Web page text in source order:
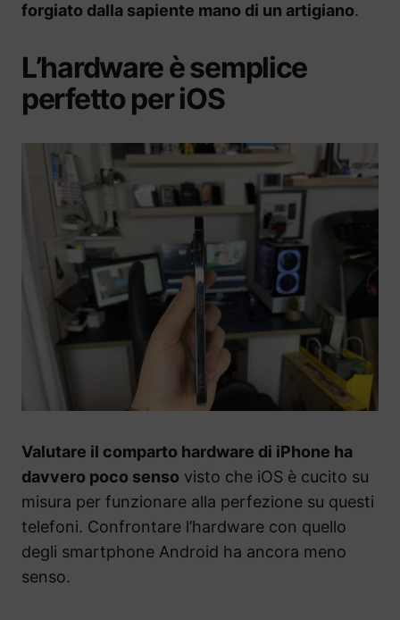
forgiato dalla sapiente mano di un artigiano.
L’hardware è semplice
perfetto per iOS
Valutare il comparto hardware di iPhone ha
davvero poco senso visto che iOS è cucito su
misura per funzionare alla perfezione su questi
telefoni. Confrontare l’hardware con quello
degli smartphone Android ha ancora meno
senso.